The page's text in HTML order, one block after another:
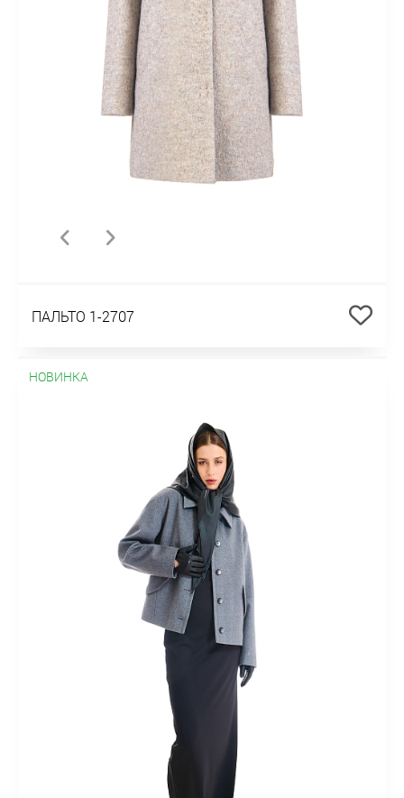
ПАЛЬТО 1-2707
НОВИНКА